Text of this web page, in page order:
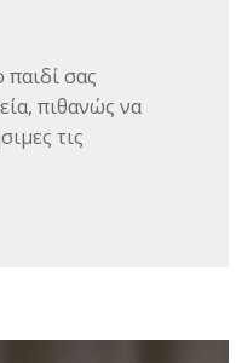
παιδί σας
πιθανώς να
τις